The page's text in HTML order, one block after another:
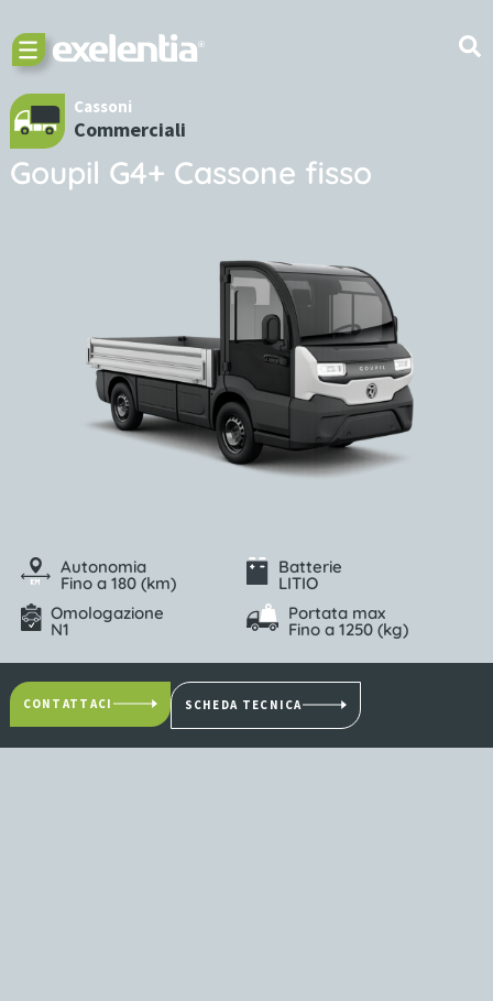
Cassoni
Commerciali
Goupil G4+ Cassone fisso
Autonomia
Fino a 180 (km)
Batterie
LITIO
Omologazione
N1
Portata max
Fino a 1250 (kg)
CONTATTACI SCHEDA TECNICA